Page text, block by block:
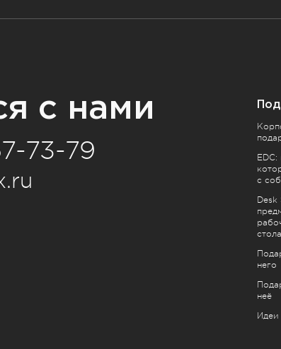
с нами
73-79
EDC:
с
Desk
стола
него
неё
Идеи